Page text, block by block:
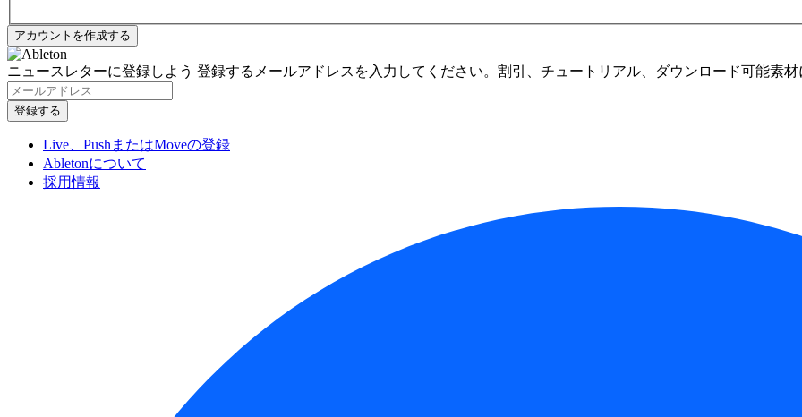
ニュースレターに登録しよう 登録するメールアドレスを入力してください。割引、チュートリアル、ダウンロード可能素
Live、PushまたはMoveの登録
Abletonについて
採用情報